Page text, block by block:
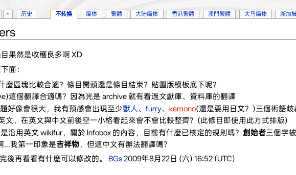
果然是收穫良多啊 XD
面：
麼區塊比較合適？條目開頭還是條目結束？貼圖版模板底下呢？
這個翻譯合適嗎？因為光是 archive 就有看過文獻庫、資料庫的翻譯
好像會很大，我有預感會出現至少獸人 、 furry、 kemono(還是要用日文？)三個術語歧
文，在英文與中文前後空一小格看起來會不會比較整齊？(此條目即使用此方式排版)
沿用英文 wikifur，關於 Infobox 的內容，目前有什麼已核定的規則嗎？ 創始者三個字
...我第一印象是吉祥物，但這中文有辦法翻譯嗎？
後再看看有什麼可以修改的。 BGs2009年8月22日 (六) 16:52 (UTC)
+ 历史 不转换 简体 繁體 大陆简体 香港繁體 澳門繁體 大马简体 新加